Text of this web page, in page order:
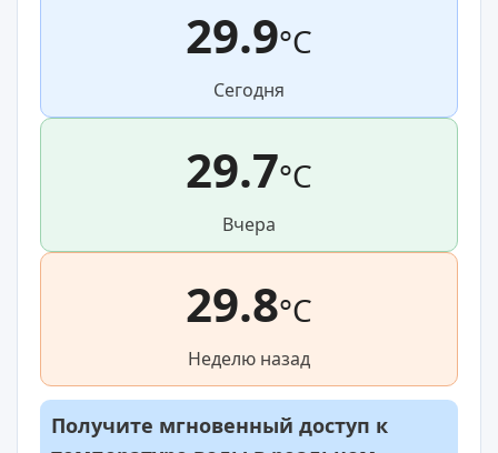
29.9°C
Сегодня
29.7°C
Вчера
29.8°C
Неделю назад
Получите мгновенный доступ к